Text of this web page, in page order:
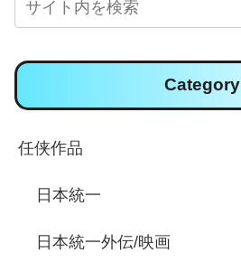
Category
任侠作品
日本統一
日本統一外伝/映画